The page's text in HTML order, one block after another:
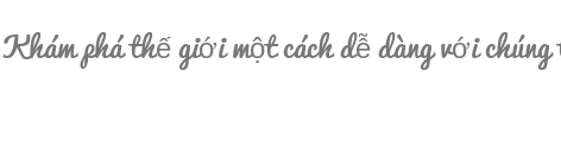
Khám phá thế giới một cách dễ dàng với